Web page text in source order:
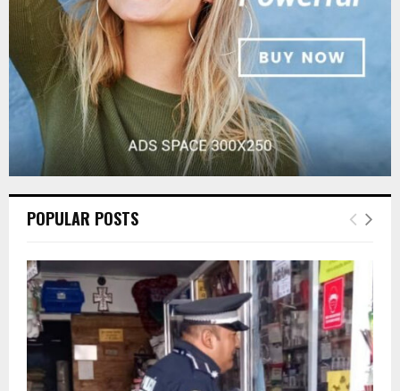
POPULAR POSTS